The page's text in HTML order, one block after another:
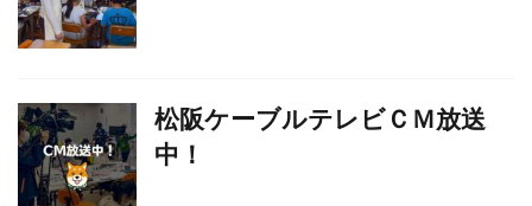
松阪ケーブルテレビＣＭ放送
中！